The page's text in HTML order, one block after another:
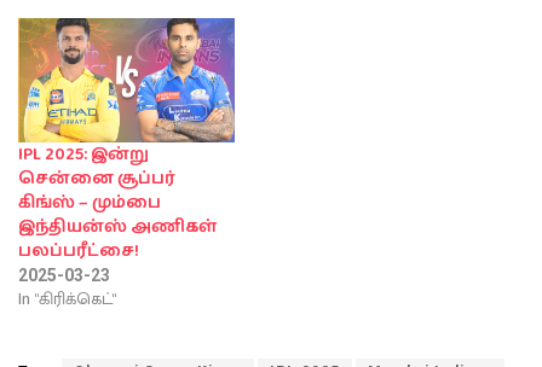
IPL 2025: இன்று
சென்னை சூப்பர்
கிங்ஸ் – மும்பை
இந்தியன்ஸ் அணிகள்
பலப்பரீட்சை!
2025-03-23
In "கிரிக்கெட்"